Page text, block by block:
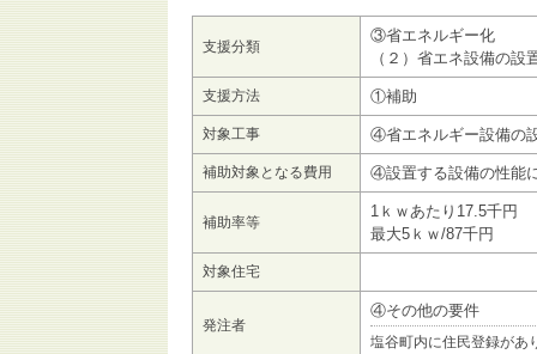
支援分類
③省エネルギー化
（２）省エネ設備の設
支援方法 ①補助
対象工事 ④省エネルギー設備の
補助対象となる費用 ④設置する設備の性能
補助率等
1ｋｗあたり17.5千円
最大5ｋｗ/87千円
対象住宅
発注者
④その他の要件
塩谷町内に住民登録があ